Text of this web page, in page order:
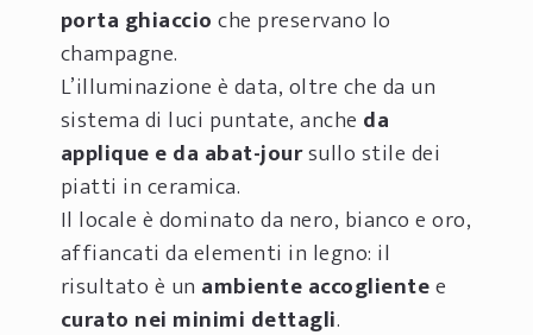
porta ghiaccioche preservano lo
champagne.
L’illuminazione è data, oltre che da un
sistema di luci puntate, anche da
applique e da abat-joursullo stile dei
piatti in ceramica.
Il locale è dominato da nero, bianco e oro,
affiancati da elementi in legno: il
risultato è un ambiente accoglientee
curato nei minimi dettagli.